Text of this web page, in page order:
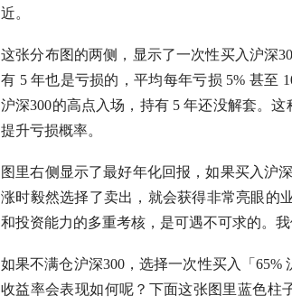
近。
这张分布图的两侧，显示了一次性买入沪深
有 5 年也是亏损的，平均每年亏损 5% 甚至
沪深300的高点入场，持有 5 年还没解套。
提升亏损概率。
图里右侧显示了最好年化回报，如果买入沪
涨时毅然选择了卖出，就会获得非常亮眼的
和投资能力的多重考核，是可遇不可求的。
如果不满仓沪深300，选择一次性买入「65%
收益率会表现如何呢？下面这张图里蓝色柱